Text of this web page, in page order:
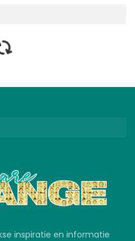
inspiratie en informatie